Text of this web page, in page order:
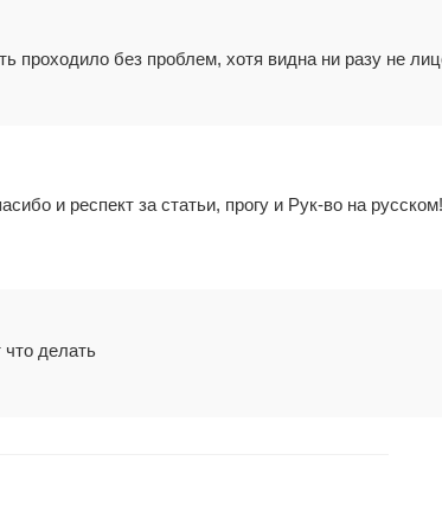
проходило без проблем, хотя видна ни разу не
и респект за статьи, прогу и Рук-во на
что делать